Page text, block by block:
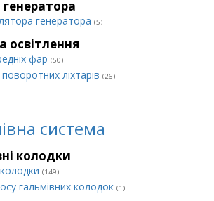
генератора (5)
освітлення
фар (50)
ліхтарів (26)
система
колодки
(149)
гальмівних колодок (1)